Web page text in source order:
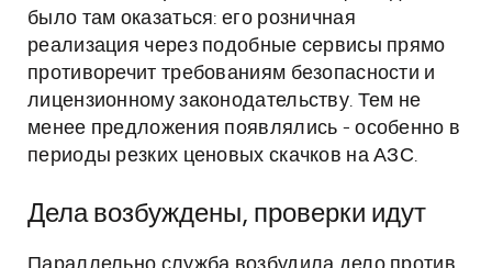
было там оказаться: его розничная
реализация через подобные сервисы прямо
противоречит требованиям безопасности и
лицензионному законодательству. Тем не
менее предложения появлялись - особенно в
периоды резких ценовых скачков на АЗС.
Дела возбуждены, проверки идут